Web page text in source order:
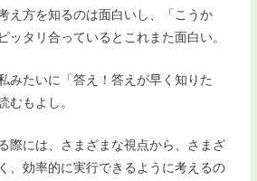
え方を知るのは面白いし、「こうか
ッタリ合っているとこれまた面白い。
みたいに「答え！答えが早く知りた
むもよし。
際には、さまざまな視点から、さまざ
、効率的に実行できるように考えるの